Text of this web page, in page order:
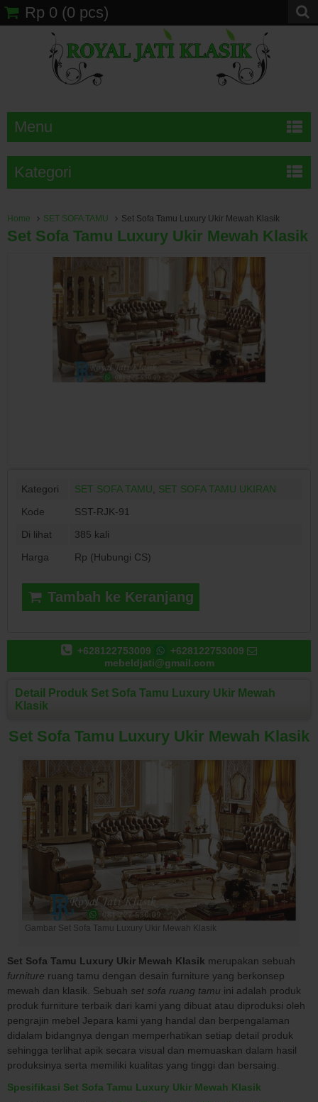
Rp 0 (0 pcs)
Menu
Kategori
Home SET SOFA TAMU Set Sofa Tamu Luxury Ukir Mewah Klasik
Set Sofa Tamu Luxury Ukir Mewah Klasik
Kategori SET SOFA TAMU
SET SOFA TAMU UKIRAN
Kode
SST-RJK-91
Di lihat
385 kali
Harga
Rp (Hubungi CS)
Tambah ke Keranjang
+628122753009
+628122753009
mebeldjati@gmail.com
Detail Produk Set Sofa Tamu Luxury Ukir Mewah
Klasik
Set Sofa Tamu Luxury Ukir Mewah Klasik
Gambar Set Sofa Tamu Luxury Ukir Mewah Klasik
Set Sofa Tamu Luxury Ukir Mewah Klasik merupakan sebuah
furniture ruang tamu dengan desain furniture yang berkonsep
mewah dan klasik. Sebuah set sofa ruang tamu ini adalah produk
produk furniture terbaik dari kami yang dibuat atau diproduksi oleh
pengrajin mebel Jepara kami yang handal dan berpengalaman
didalam bidangnya dengan memperhatikan setiap detail produk
sehingga terlihat apik secara visual dan memuaskan dalam hasil
produksinya serta memiliki kualitas yang tinggi dan bersaing.
Spesifikasi Set Sofa Tamu Luxury Ukir Mewah Klasik